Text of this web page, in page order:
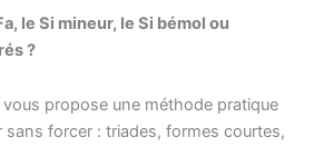
le Si mineur, le Si bémol ou
?
vous propose une méthode pratique
sans forcer : triades, formes courtes,